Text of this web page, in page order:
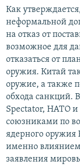
Как
неформальной
на отказ от
возможное для
отказаться от
оружия. Китай
оружие, а также
обхода санкций. В
Spectator, НАТО и
союзниками по
ядерного оружия
именно
заявления